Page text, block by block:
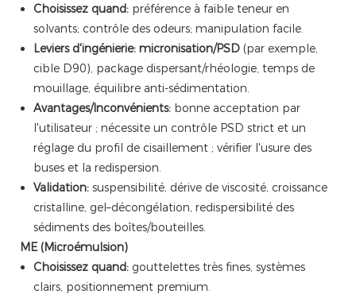
Choisissez quand: préférence à faible teneur en
solvants; contrôle des odeurs; manipulation facile.
Leviers d'ingénierie: micronisation/PSD (par exemple,
cible D90), package dispersant/rhéologie, temps de
mouillage, équilibre anti-sédimentation.
Avantages/Inconvénients: bonne acceptation par
l'utilisateur ; nécessite un contrôle PSD strict et un
réglage du profil de cisaillement ; vérifier l'usure des
buses et la redispersion.
Validation: suspensibilité, dérive de viscosité, croissance
cristalline, gel–décongélation, redispersibilité des
sédiments des boîtes/bouteilles.
ME (Microémulsion)
Choisissez quand: gouttelettes très fines, systèmes
clairs, positionnement premium.